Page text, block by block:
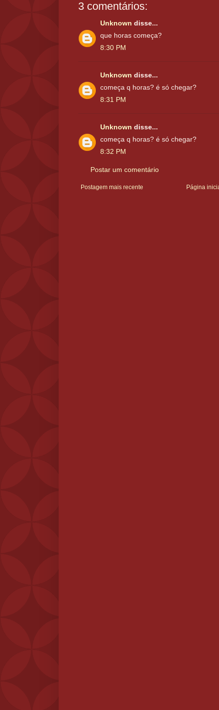
3 comentários:
Unknown disse...
que horas começa?
8:30 PM
Unknown disse...
começa q horas? é só chegar?
8:31 PM
Unknown disse...
começa q horas? é só chegar?
8:32 PM
Postar um comentário
Postagem mais recente Página